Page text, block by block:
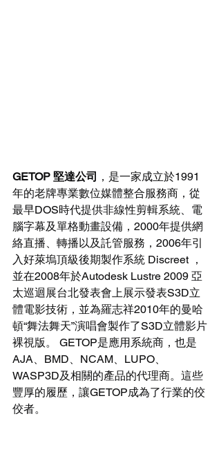
GETOP 堅達公司 ，是一家成立於1991
年的老牌專業數位媒體整合服務商，從
最早DOS時代提供非線性剪輯系統、電
腦字幕及單格動畫設備，2000年提供網
絡直播、轉播以及託管服務，2006年引
入好萊塢頂級後期製作系統 Discreet ，
並在2008年於Autodesk Lustre 2009 亞
太巡迴展台北發表會上展示發表S3D立
體電影技術，並為羅志祥2010年的曼哈
頓“舞法舞天”演唱會製作了S3D立體影片
裸視版。 GETOP是應用系統商，也是
AJA、BMD、NCAM、LUPO、
WASP3D及相關的產品的代理商。這些
豐厚的履歷，讓GETOP成為了行業的佼
佼者。